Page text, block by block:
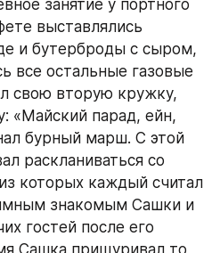
занятие у портного
выставлялись
и бутерброды с сыром,
все остальные газовые
свою вторую кружку,
«Майский парад, ейн,
бурный марш. С этой
раскланиваться со
которых каждый считал
знакомым Сашки и
гостей после его
Сашка прищуривал то